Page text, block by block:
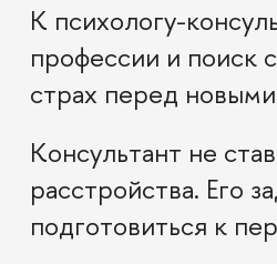
К психологу-
профессии и поиск
страх перед
Консультант не
расстройства. Его
подготовиться к